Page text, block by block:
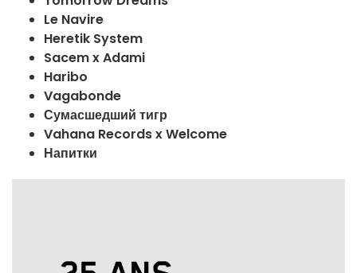
Le Navire
Heretik System
Sacem x Adami
Haribo
Vagabonde
Сумасшедший тигр
Vahana Records x Welcome
Напитки